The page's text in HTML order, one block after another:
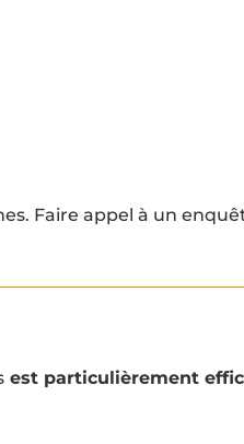
Faire appel à un
est particulièrement